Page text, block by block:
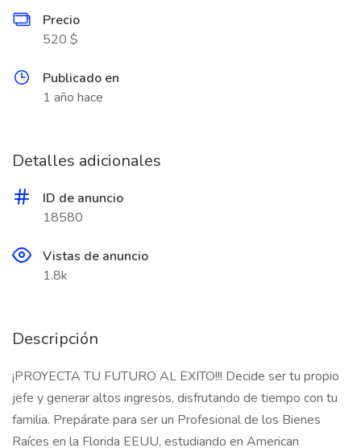
Precio
520 $
Publicado en
1 año hace
Detalles adicionales
ID de anuncio
18580
Vistas de anuncio
1.8k
Descripción
¡PROYECTA TU FUTURO AL EXITO!!! Decide ser tu propio
jefe y generar altos ingresos, disfrutando de tiempo con tu
familia. Prepárate para ser un Profesional de los Bienes
Raíces en la Florida EEUU, estudiando en American